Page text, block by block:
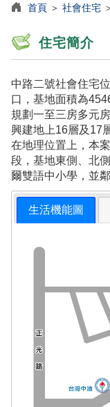
首頁 ＞ 社會住宅
住宅簡介
中路二號社會住宅
口，基地面積為
規劃一至三房多元
興建地上16層及17
在地理位置上，本
段，基地東側、北
爾雙語中小學，並
生活機能圖